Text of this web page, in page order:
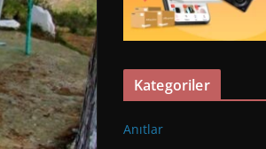
Kategoriler
Anıtlar